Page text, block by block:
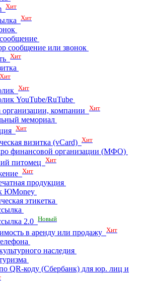
Хит
Хит
сообщение или звонок
Хит
Хит
Хит
YouTube/RuTube
организации, компании Хит
мемориал
Хит
визитка (vCard) Хит
финансовой организации (МФО)
питомец Хит
Хит
продукция
ЮMoney
этикетка
2.0 Новый
в аренду или продажу Хит
наследия
QR-коду (Сбербанк) для юр. лиц и